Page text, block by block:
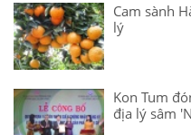
Cam sành
lý
Kon Tum
địa lý sâm